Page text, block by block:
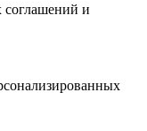
соглашений и